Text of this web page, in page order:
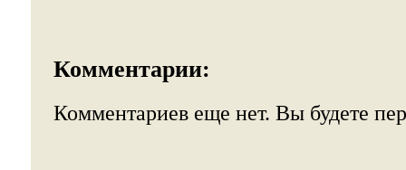
Комментарии:
Комментариев еще нет. Вы будете